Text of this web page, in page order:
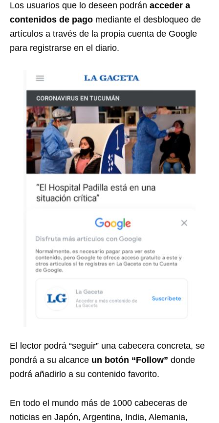
Los usuarios que lo deseen podrán acceder a
contenidos de pago mediante el desbloqueo de
artículos a través de la propia cuenta de Google
para registrarse en el diario.
El lector podrá “seguir” una cabecera concreta, se
pondrá a su alcance un botón “Follow” donde
podrá añadirlo a su contenido favorito.
En todo el mundo más de 1000 cabeceras de
noticias en Japón, Argentina, India, Alemania,